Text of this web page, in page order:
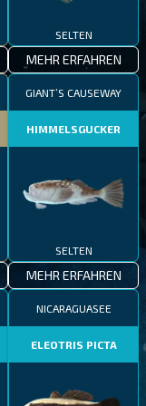
SELTEN
MEHR ERFAHREN
GIANT’S CAUSEWAY
HIMMELSGUCKER
SELTEN
MEHR ERFAHREN
NICARAGUASEE
ELEOTRIS PICTA